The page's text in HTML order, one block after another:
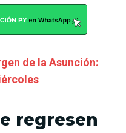
de la Asunción:
regresen